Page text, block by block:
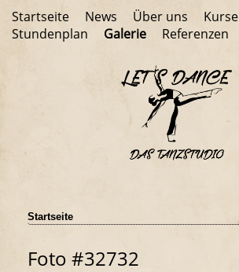
Startseite News Über uns
Kurse
Stundenplan
Galerie Referenzen
Startseite
Foto #32732